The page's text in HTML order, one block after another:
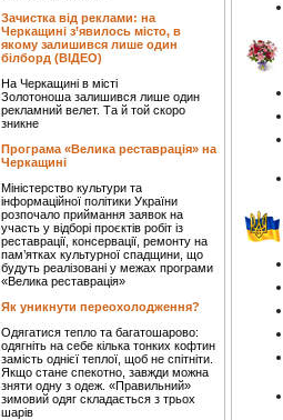
Зачистка від реклами: на
Черкащині з’явилось місто, в
якому залишився лише один
білборд (ВІДЕО)
На Черкащині в місті
Золотоноша залишився лише один
рекламний велет. Та й той скоро
зникне
Програма «Велика реставрація» на
Черкащині
Міністерство культури та
інформаційної політики України
розпочало приймання заявок на
участь у відборі проєктів робіт із
реставрації, консервації, ремонту на
пам’ятках культурної спадщини, що
будуть реалізовані у межах програми
«Велика реставрація»
Як уникнути переохолодження?
Одягатися тепло та багатошарово:
одягніть на себе кілька тонких кофтин
замість однієї теплої, щоб не спітніти.
Якщо стане спекотно, завжди можна
зняти одну з одеж. «Правильний»
зимовий одяг складається з трьох
шарів